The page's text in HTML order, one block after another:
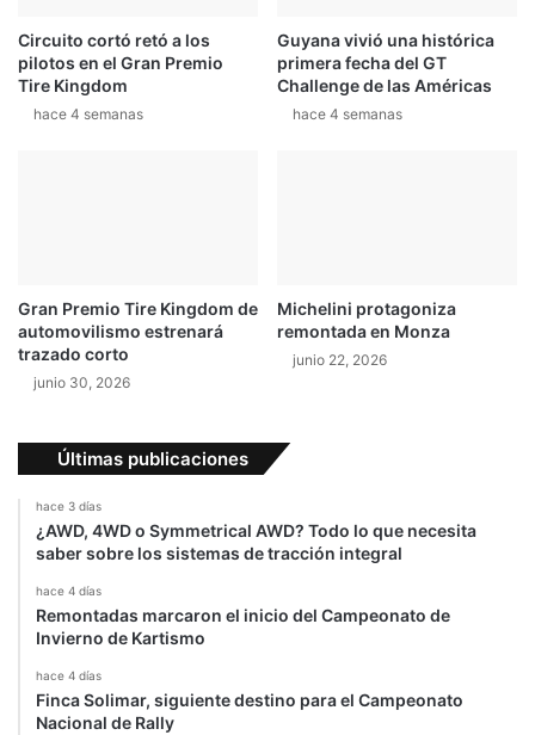
T
i
g
ó
n
d
e
F
Circuito cortó retó a los
pilotos en el Gran Premio
Tire Kingdom
hace 4 semanas
Guyana vivió una histórica
primera fecha del GT
Challenge de las Américas
hace 4 semanas
Gran Premio Tire Kingdom de
automovilismo estrenará
trazado corto
junio 30, 2026
Michelini protagoniza
remontada en Monza
junio 22, 2026
Últimas publicaciones
hace 3 días
¿AWD, 4WD o Symmetrical AWD? Todo lo que necesita
saber sobre los sistemas de tracción integral
hace 4 días
Remontadas marcaron el inicio del Campeonato de
Invierno de Kartismo
hace 4 días
Finca Solimar, siguiente destino para el Campeonato
Nacional de Rally